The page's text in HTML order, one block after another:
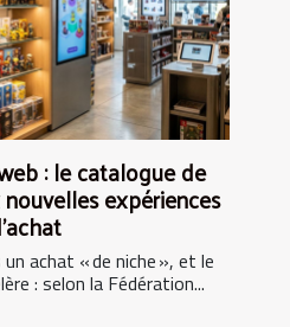
: le catalogue de
expériences
achat « de niche », et le
: selon la Fédération...